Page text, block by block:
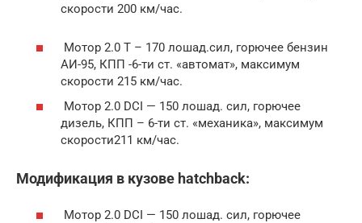
скорости 200 км/час.
Мотор 2.0 Т – 170 лошад.сил, горючее бензин
АИ-95, КПП -6-ти ст. «автомат», максимум
скорости 215 км/час.
Мотор 2.0 DCI — 150 лошад. сил, горючее
дизель, КПП – 6-ти ст. «механика», максимум
скорости211 км/час.
Модификация в кузове hatchback:
Мотор 2.0 DCI — 150 лошад. сил, горючее